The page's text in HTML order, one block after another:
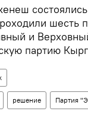
состоялись
шесть
и
партию
решение Партия